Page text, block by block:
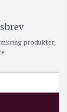
produkter,